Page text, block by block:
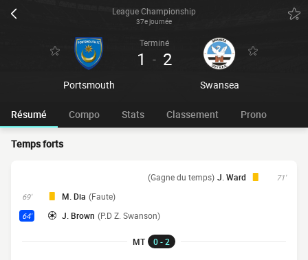
League Championship
37e journée
Portsmouth
Terminé
1 - 2
Swansea
Résumé Compo Stats Classement Prono
Temps forts
71'
J. Ward
(Gagne du temps)
69' M. Dia (Faute)
64' J. Brown (P.D Z. Swanson)
MT 0 - 2